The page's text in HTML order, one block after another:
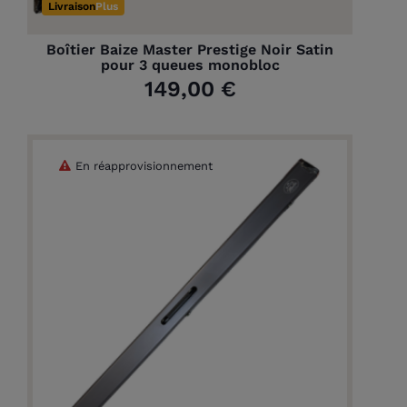
LivraisonPlus
Boîtier Baize Master Prestige Noir Satin
pour 3 queues monobloc
149,00 €
En réapprovisionnement